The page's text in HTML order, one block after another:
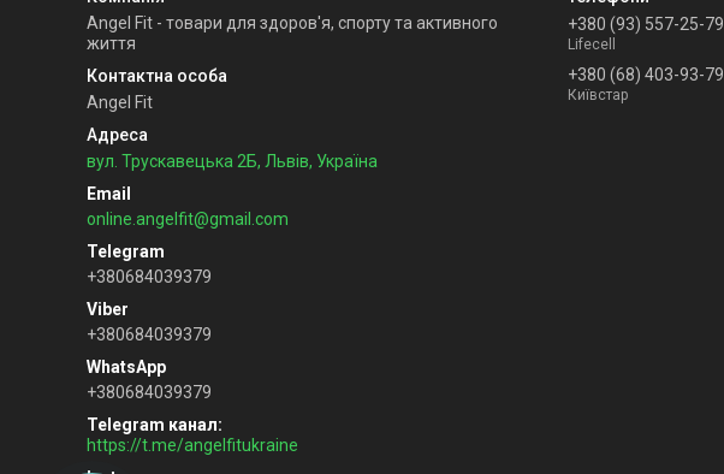
Angel Fit - товари для здоров'я, спорту та активного
життя
Angel Fit
вул. Трускавецька 2Б, Львів, Україна
online.angelfit@gmail.com
+380684039379
+380684039379
+380684039379
Telegram канал
https://t.me/angelfitukraine
+380 (93) 557-25-79
Lifecell
+380 (68) 403-93-79
Київстар